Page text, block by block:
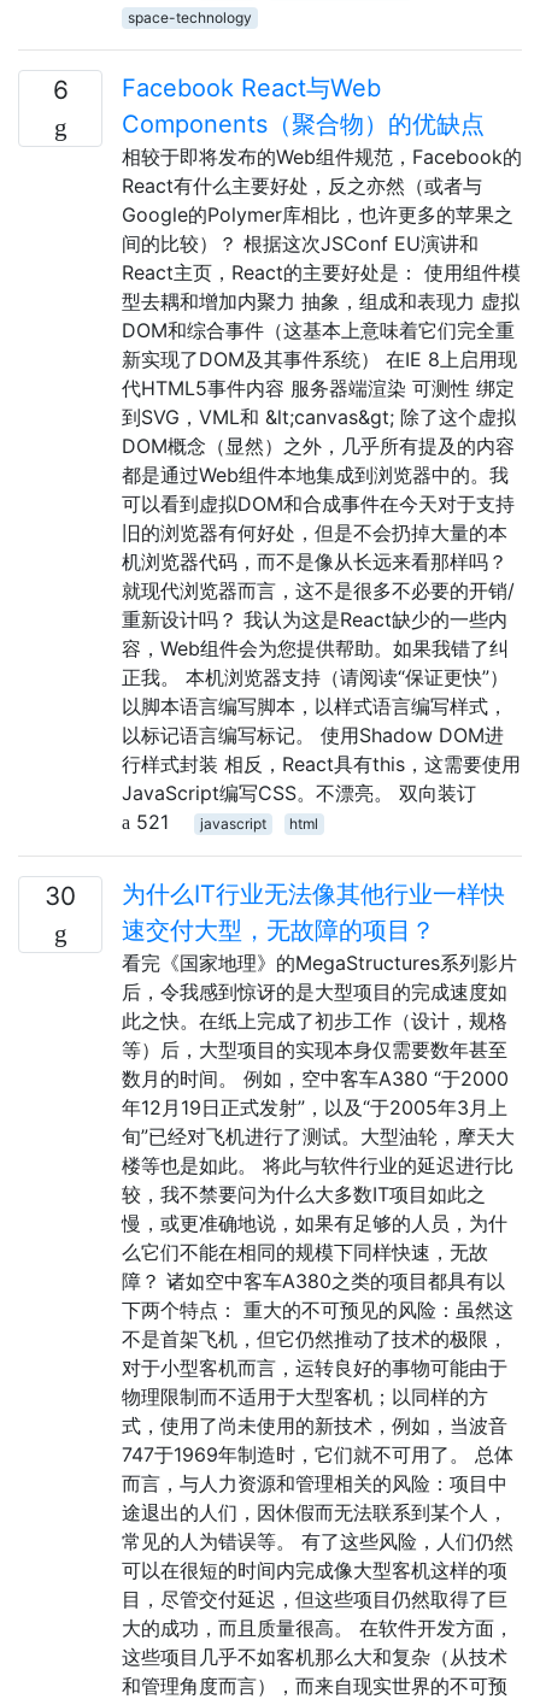
space-technology
6
Facebook React与Web
Components（聚合物）的优缺点
相较于即将发布的Web组件规范，Facebook的
React有什么主要好处，反之亦然（或者与
Google的Polymer库相比，也许更多的苹果之
间的比较）？ 根据这次JSConf EU演讲和
React主页，React的主要好处是： 使用组件模
型去耦和增加内聚力 抽象，组成和表现力 虚拟
DOM和综合事件（这基本上意味着它们完全重
新实现了DOM及其事件系统） 在IE 8上启用现
代HTML5事件内容 服务器端渲染 可测性 绑定
到SVG，VML和 &lt;canvas&gt; 除了这个虚拟
DOM概念（显然）之外，几乎所有提及的内容
都是通过Web组件本地集成到浏览器中的。我
可以看到虚拟DOM和合成事件在今天对于支持
旧的浏览器有何好处，但是不会扔掉大量的本
机浏览器代码，而不是像从长远来看那样吗？
就现代浏览器而言，这不是很多不必要的开销/
重新设计吗？ 我认为这是React缺少的一些内
容，Web组件会为您提供帮助。如果我错了纠
正我。 本机浏览器支持（请阅读“保证更快”）
以脚本语言编写脚本，以样式语言编写样式，
以标记语言编写标记。 使用Shadow DOM进
行样式封装 相反，React具有this，这需要使用
JavaScript编写CSS。不漂亮。 双向装订
521
javascript html
30
为什么IT行业无法像其他行业一样快
速交付大型，无故障的项目？
看完《国家地理》的MegaStructures系列影片
后，令我感到惊讶的是大型项目的完成速度如
此之快。在纸上完成了初步工作（设计，规格
等）后，大型项目的实现本身仅需要数年甚至
数月的时间。 例如，空中客车A380 “于2000
年12月19日正式发射”，以及“于2005年3月上
旬”已经对飞机进行了测试。大型油轮，摩天大
楼等也是如此。 将此与软件行业的延迟进行比
较，我不禁要问为什么大多数IT项目如此之
慢，或更准确地说，如果有足够的人员，为什
么它们不能在相同的规模下同样快速，无故
障？ 诸如空中客车A380之类的项目都具有以
下两个特点： 重大的不可预见的风险：虽然这
不是首架飞机，但它仍然推动了技术的极限，
对于小型客机而言，运转良好的事物可能由于
物理限制而不适用于大型客机；以同样的方
式，使用了尚未使用的新技术，例如，当波音
747于1969年制造时，它们就不可用了。 总体
而言，与人力资源和管理相关的风险：项目中
途退出的人们，因休假而无法联系到某个人，
常见的人为错误等。 有了这些风险，人们仍然
可以在很短的时间内完成像大型客机这样的项
目，尽管交付延迟，但这些项目仍然取得了巨
大的成功，而且质量很高。 在软件开发方面，
这些项目几乎不如客机那么大和复杂（从技术
和管理角度而言），而来自现实世界的不可预